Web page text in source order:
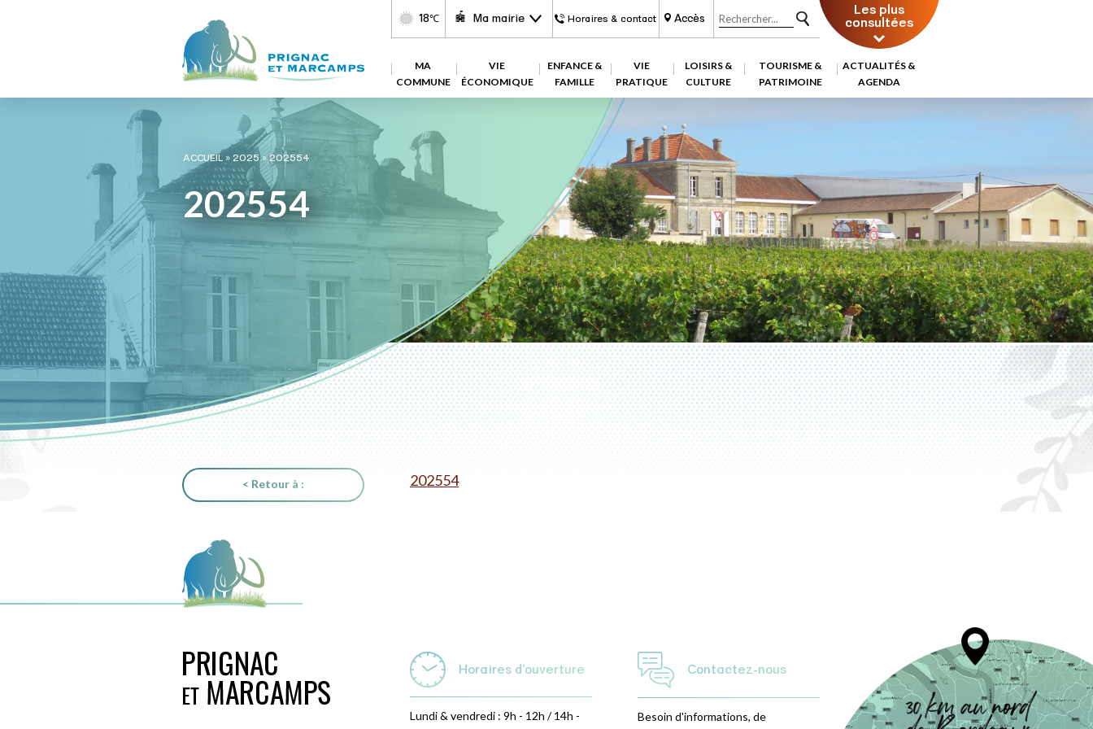
18℃ Ma mairie Horaires & contact Accès Les plus
consultées
MA
COMMUNE
VIE
ÉCONOMIQUE
ENFANCE &
FAMILLE
VIE
PRATIQUE
LOISIRS &
CULTURE
TOURISME &
PATRIMOINE
ACTUALITÉS &
AGENDA
ACCUEIL»2025»202554
202554
< Retour à : 202554
Horaires d'ouverture
Lundi & vendredi : 9h - 12h / 14h -
Contactez-nous
Besoin d'informations, de